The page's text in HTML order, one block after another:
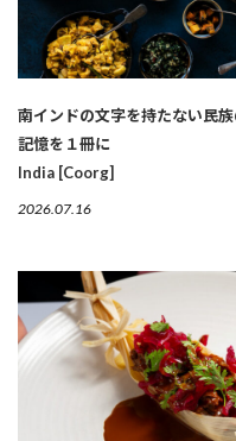
南インドの文字を持たない民
記憶を１冊に
India [Coorg]
2026.07.16